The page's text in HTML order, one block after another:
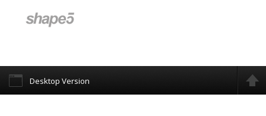
Desktop Version